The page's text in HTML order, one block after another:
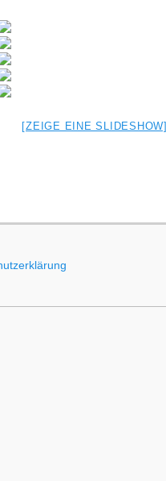
[ZEIGE EINE SLIDESHOW]